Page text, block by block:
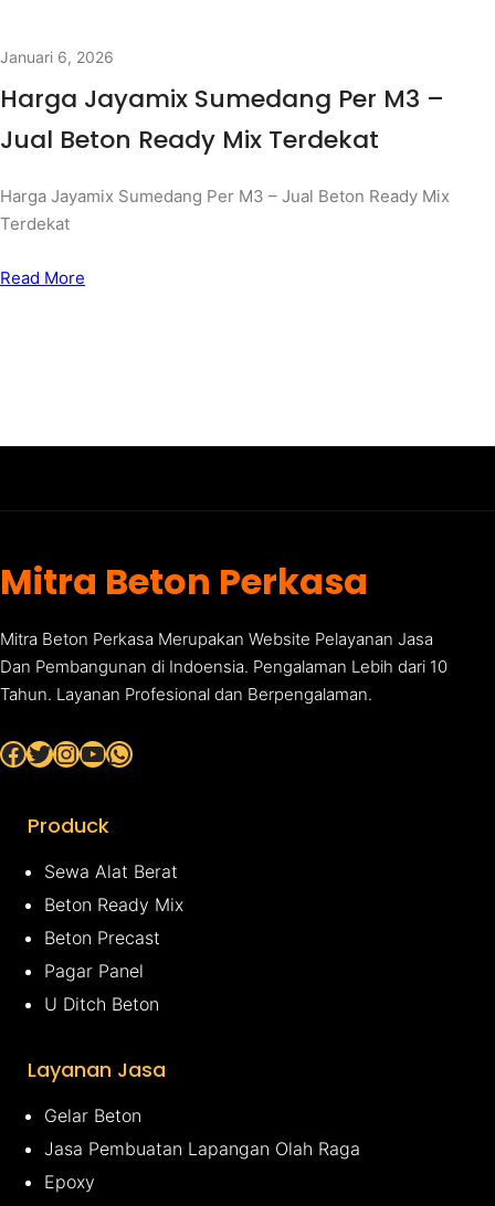
Januari 6, 2026
Harga Jayamix Sumedang Per M3 –
Jual Beton Ready Mix Terdekat
Harga Jayamix Sumedang Per M3 – Jual Beton Ready Mix
Terdekat
Read More
Mitra Beton Perkasa
Mitra Beton Perkasa Merupakan Website Pelayanan Jasa
Dan Pembangunan di Indoensia. Pengalaman Lebih dari 10
Tahun. Layanan Profesional dan Berpengalaman.
Facebook Twitter InstagramYouTube WhatsApp
Produck
Sewa Alat Berat
Beton Ready Mix
Beton Precast
Pagar Panel
U Ditch Beton
Layanan Jasa
Gelar Beton
Jasa Pembuatan Lapangan Olah Raga
Epoxy